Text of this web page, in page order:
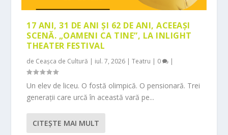
17 ANI, 31 DE ANI ȘI 62 DE ANI, ACEEAȘI
SCENĂ. „OAMENI CA TINE”, LA INLIGHT
THEATER FESTIVAL
de Ceașca de Cultură | iul. 7, 2026 |Teatru | 0 |
Un elev de liceu. O fostă olimpică. O pensionară. Trei
generații care urcă în această vară pe...
CITEŞTE MAI MULT